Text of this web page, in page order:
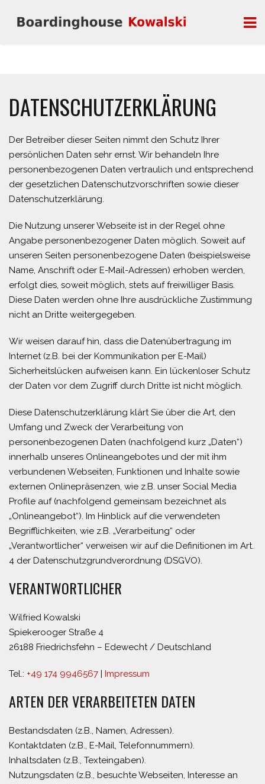
DATENSCHUTZERKLÄRUNG
Der Betreiber dieser Seiten nimmt den Schutz Ihrer
persönlichen Daten sehr ernst. Wir behandeln Ihre
personenbezogenen Daten vertraulich und entsprechend
der gesetzlichen Datenschutzvorschriften sowie dieser
Datenschutzerklärung.
Die Nutzung unserer Webseite ist in der Regel ohne
Angabe personenbezogener Daten möglich. Soweit auf
unseren Seiten personenbezogene Daten (beispielsweise
Name, Anschrift oder E-Mail-Adressen) erhoben werden,
erfolgt dies, soweit möglich, stets auf freiwilliger Basis.
Diese Daten werden ohne Ihre ausdrückliche Zustimmung
nicht an Dritte weitergegeben.
Wir weisen darauf hin, dass die Datenübertragung im
Internet (z.B. bei der Kommunikation per E-Mail)
Sicherheitslücken aufweisen kann. Ein lückenloser Schutz
der Daten vor dem Zugriff durch Dritte ist nicht möglich.
Diese Datenschutzerklärung klärt Sie über die Art, den
Umfang und Zweck der Verarbeitung von
personenbezogenen Daten (nachfolgend kurz „Daten“)
innerhalb unseres Onlineangebotes und der mit ihm
verbundenen Webseiten, Funktionen und Inhalte sowie
externen Onlinepräsenzen, wie z.B. unser Social Media
Profile auf (nachfolgend gemeinsam bezeichnet als
„Onlineangebot“). Im Hinblick auf die verwendeten
Begrifflichkeiten, wie z.B. „Verarbeitung“ oder
„Verantwortlicher“ verweisen wir auf die Definitionen im Art.
4 der Datenschutzgrundverordnung (DSGVO).
VERANTWORTLICHER
Wilfried Kowalski
Spiekerooger Straße 4
26188 Friedrichsfehn – Edewecht / Deutschland
Tel.: +49 174 9946567 | Impressum
ARTEN DER VERARBEITETEN DATEN
Bestandsdaten (z.B., Namen, Adressen).
Kontaktdaten (z.B., E-Mail, Telefonnummern).
Inhaltsdaten (z.B., Texteingaben).
Nutzungsdaten (z.B., besuchte Webseiten, Interesse an